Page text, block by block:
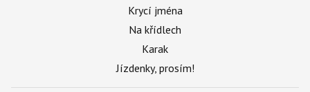
Krycí jména
Na křídlech
Karak
Jízdenky, prosím!